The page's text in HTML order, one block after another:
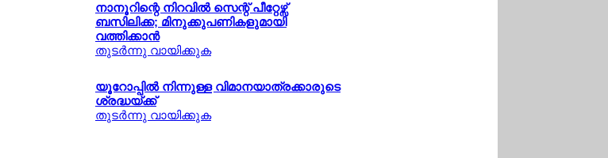
നാനൂറിന്റെ നിറവില്‍ സെന്റ് പീറ്റേഴ്സ്
ബസിലിക്ക; മിനുക്കുപണികളുമായി
വത്തിക്കാന്‍
തുടര്‍ന്നു വായിക്കുക
യൂറോപ്പില്‍ നിന്നുള്ള വിമാനയാത്രക്കാരുടെ
ശ്രദ്ധയ്ക്ക്
തുടര്‍ന്നു വായിക്കുക